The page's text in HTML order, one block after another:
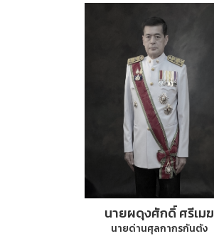
นายผดุงศักดิ์ ศรีเมฆ
นายด่านศุลกากรกันตัง